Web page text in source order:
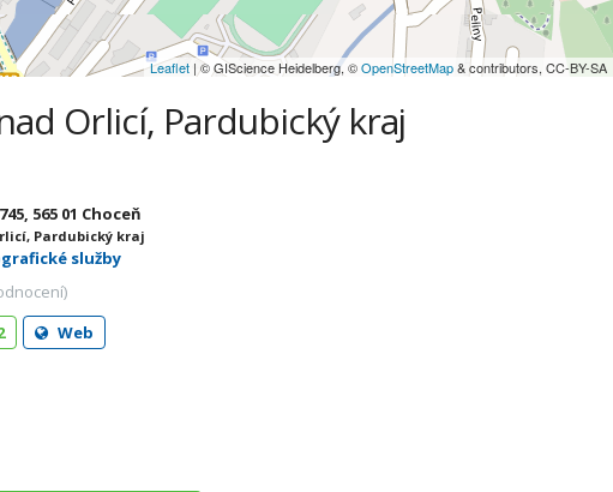
Leaflet | © GIScience Heidelberg, ©OpenStreetMap& contributors, CC-BY-SA
Orlicí, Pardubický kraj
565 01 Choceň
Pardubický kraj
služby
Web